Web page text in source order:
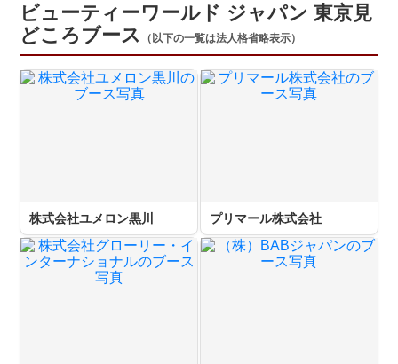
ビューティーワールド ジャパン 東京見
どころブース
（以下の一覧は法人格省略表示）
株式会社ユメロン黒川 プリマール株式会社